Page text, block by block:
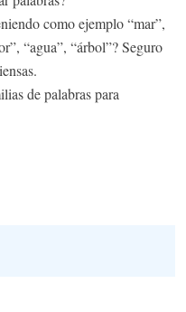
como ejemplo “mar”,
“agua”, “árbol”? Seguro
de palabras para